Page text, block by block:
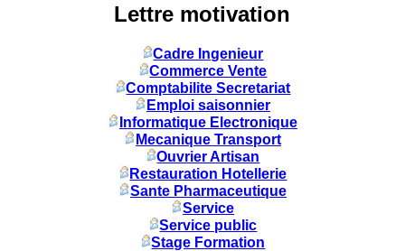
Lettre motivation
Cadre Ingenieur
Commerce Vente
Comptabilite Secretariat
Emploi saisonnier
Informatique Electronique
Mecanique Transport
Ouvrier Artisan
Restauration Hotellerie
Sante Pharmaceutique
Service
Service public
Stage Formation